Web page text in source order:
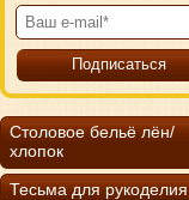
Столовое бельё лён/
хлопок
Тесьма для рукоделия